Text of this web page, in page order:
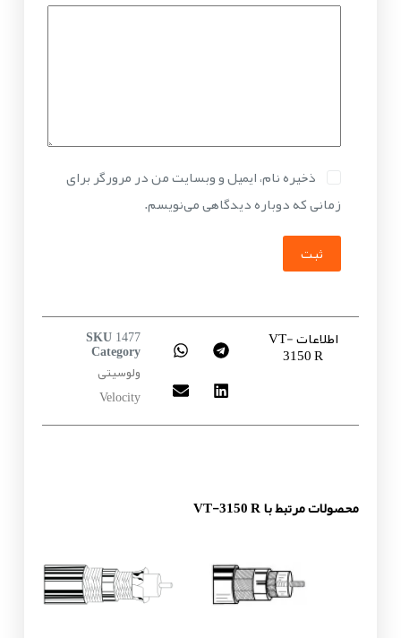
ذخیره نام، ایمیل و وبسایت من در مرورگر برای
زمانی که دوباره دیدگاهی می‌نویسم.
ثبت
اطلاعات VT-
3150 R
SKU 1477
Category
ولوسیتی
Velocity
محصولات مرتبط با VT-3150 R